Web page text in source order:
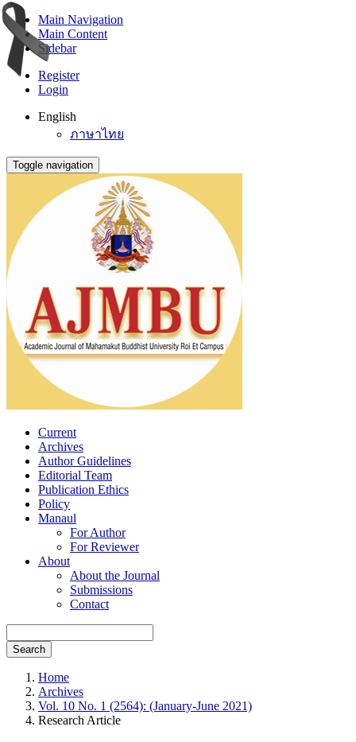
Main Navigation
Main Content
Sidebar
Register
Login
English
ภาษาไทย
Toggle navigation
Current
Archives
Author Guidelines
Editorial Team
Publication Ethics
Policy
Manaul
For Author
For Reviewer
About
About the Journal
Submissions
Contact
Search
Home
Archives
Vol. 10 No. 1 (2564): (January-June 2021)
Research Article